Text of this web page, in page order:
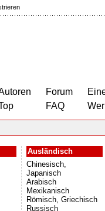
Forum
FAQ
Ausländisch
Chinesisch,
Japanisch
Arabisch
Mexikanisch
Römisch, Griechisch
Russisch